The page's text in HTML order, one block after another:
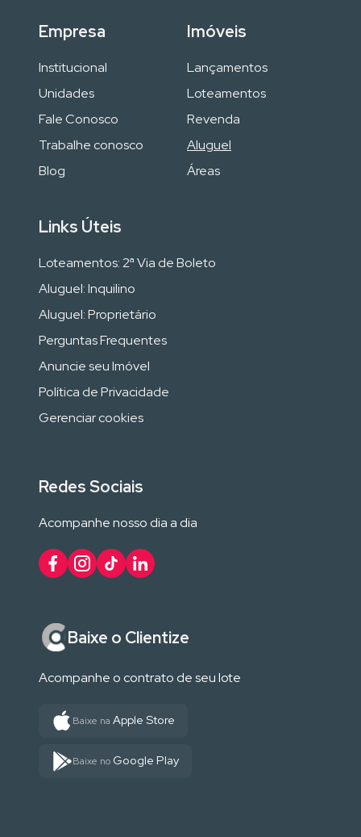
Empresa
Institucional
Unidades
Fale Conosco
Trabalhe conosco
Blog
Imóveis
Lançamentos
Loteamentos
Revenda
Aluguel
Áreas
Links Úteis
Loteamentos: 2ª Via de Boleto
Aluguel: Inquilino
Aluguel: Proprietário
Perguntas Frequentes
Anuncie seu Imóvel
Política de Privacidade
Gerenciar cookies
Redes Sociais
Acompanhe nosso dia a dia
Baixe o Clientize
Acompanhe o contrato de seu lote
Baixe na Apple Store
Baixe no Google Play